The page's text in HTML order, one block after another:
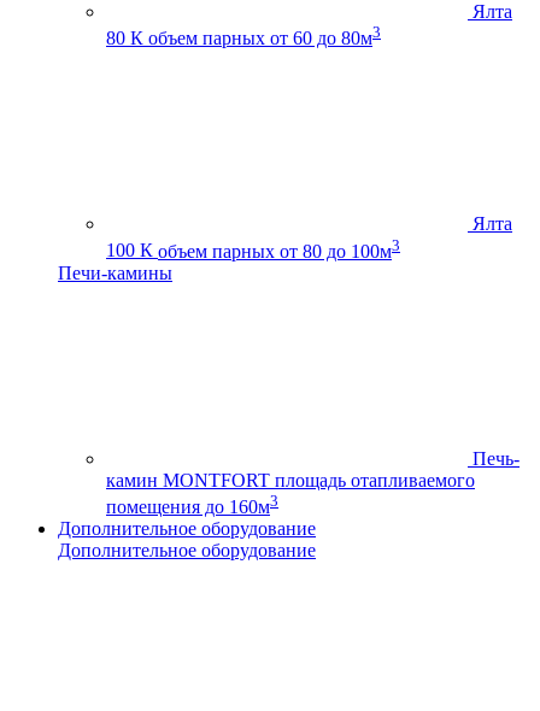
Ялта
80 К объем парных от 60 до 80м3
Ялта
100 К объем парных от 80 до 100м3
Печи-камины
Печь-
камин MONTFORT площадь отапливаемого
помещения до 160м3
Дополнительное оборудование
Дополнительное оборудование